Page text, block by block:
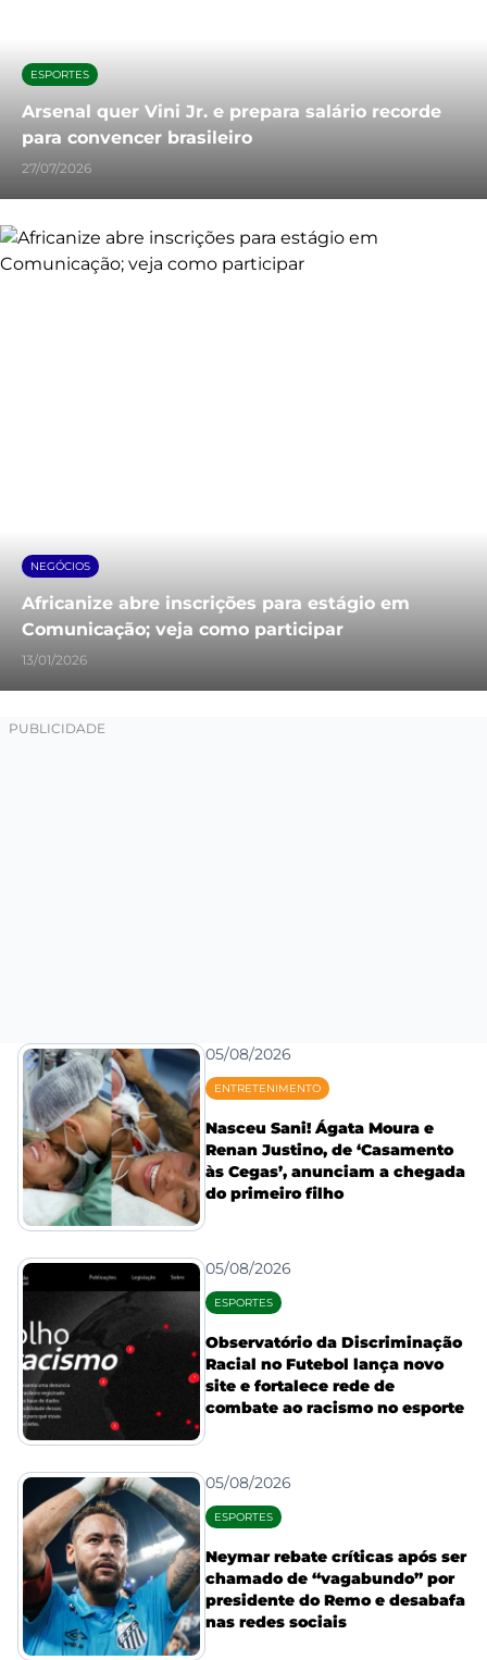
ESPORTES
Arsenal quer Vini Jr. e prepara salário recorde
para convencer brasileiro
27/07/2026
NEGÓCIOS
Africanize abre inscrições para estágio em
Comunicação; veja como participar
13/01/2026
05/08/2026
ENTRETENIMENTO
Nasceu Sani! Ágata Moura e
Renan Justino, de ‘Casamento
às Cegas’, anunciam a chegada
do primeiro filho
05/08/2026
ESPORTES
Observatório da Discriminação
Racial no Futebol lança novo
site e fortalece rede de
combate ao racismo no esporte
05/08/2026
ESPORTES
Neymar rebate críticas após ser
chamado de “vagabundo” por
presidente do Remo e desabafa
nas redes sociais